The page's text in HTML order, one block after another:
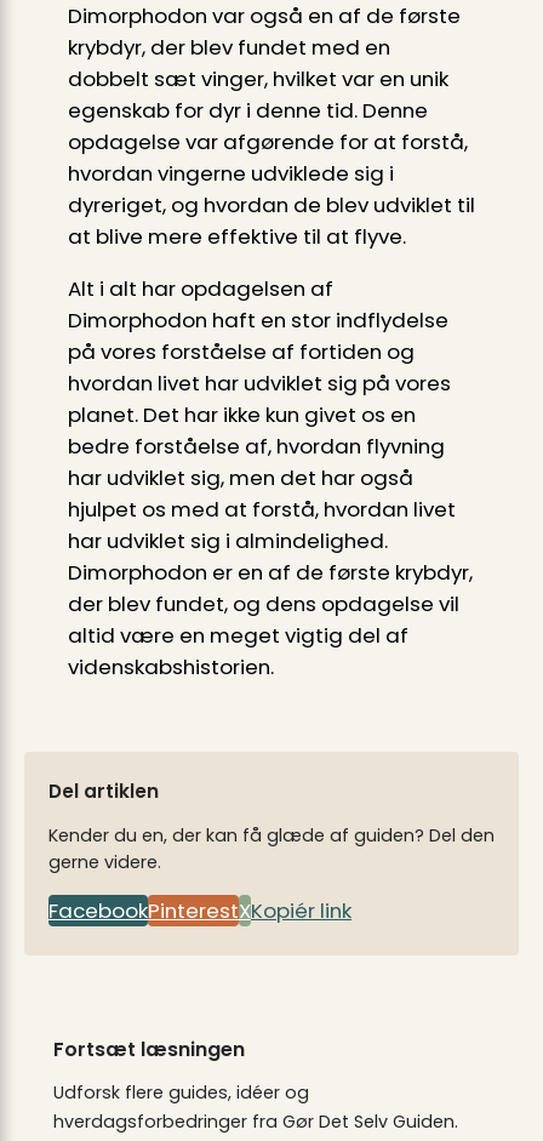
Dimorphodon var også en af de første
krybdyr, der blev fundet med en
dobbelt sæt vinger, hvilket var en unik
egenskab for dyr i denne tid. Denne
opdagelse var afgørende for at forstå,
hvordan vingerne udviklede sig i
dyreriget, og hvordan de blev udviklet til
at blive mere effektive til at flyve.
Alt i alt har opdagelsen af
Dimorphodon haft en stor indflydelse
på vores forståelse af fortiden og
hvordan livet har udviklet sig på vores
planet. Det har ikke kun givet os en
bedre forståelse af, hvordan flyvning
har udviklet sig, men det har også
hjulpet os med at forstå, hvordan livet
har udviklet sig i almindelighed.
Dimorphodon er en af de første krybdyr,
der blev fundet, og dens opdagelse vil
altid være en meget vigtig del af
videnskabshistorien.
Del artiklen
Kender du en, der kan få glæde af guiden? Del den
gerne videre.
FacebookPinterestXKopiér link
Fortsæt læsningen
Udforsk flere guides, idéer og
hverdagsforbedringer fra Gør Det Selv Guiden.